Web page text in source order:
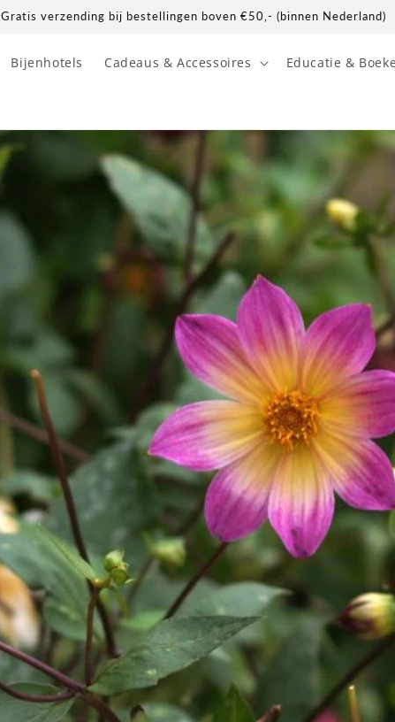
Gratis verzending bij bestellingen boven €50,- (binnen Nederland)
Bijenhotels Cadeaus & Accessoires Educatie &